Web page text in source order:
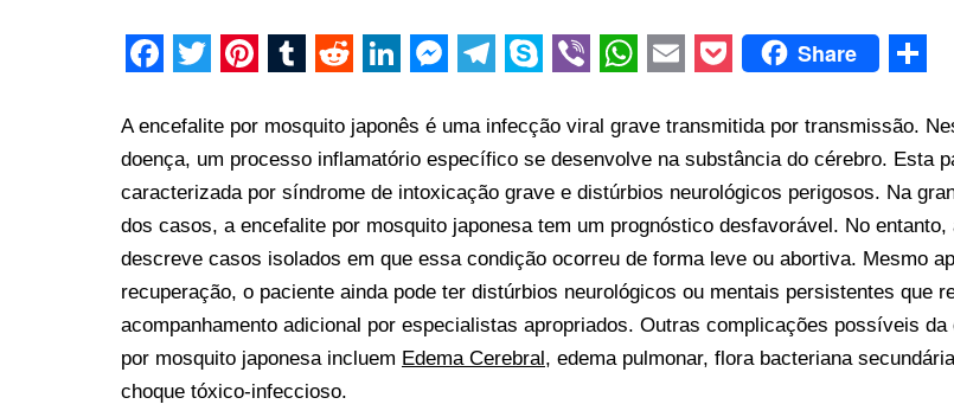
a
c
e
b
o
o
k
w
i
t
t
e
r
i
n
t
e
r
e
s
t
u
m
b
l
r
e
d
d
i
t
i
n
k
e
d
I
n
e
s
s
e
n
g
e
e
l
e
g
r
a
m
k
y
p
e
i
b
e
r
h
a
t
s
A
p
p
m
a
i
l
o
c
k
e
t
Share
h
a
r
e
A encefalite por mosquito japonês é uma infecção viral grave transmitida por transmissão.
doença, um processo inflamatório específico se desenvolve na substância do cérebro. Esta
caracterizada por síndrome de intoxicação grave e distúrbios neurológicos perigosos. Na
dos casos, a encefalite por mosquito japonesa tem um prognóstico desfavorável. No entanto,
descreve casos isolados em que essa condição ocorreu de forma leve ou abortiva. Mesmo
recuperação, o paciente ainda pode ter distúrbios neurológicos ou mentais persistentes que
acompanhamento adicional por especialistas apropriados. Outras complicações possíveis da
por mosquito japonesa incluem Edema Cerebral, edema pulmonar, flora bacteriana
choque tóxico-infeccioso.